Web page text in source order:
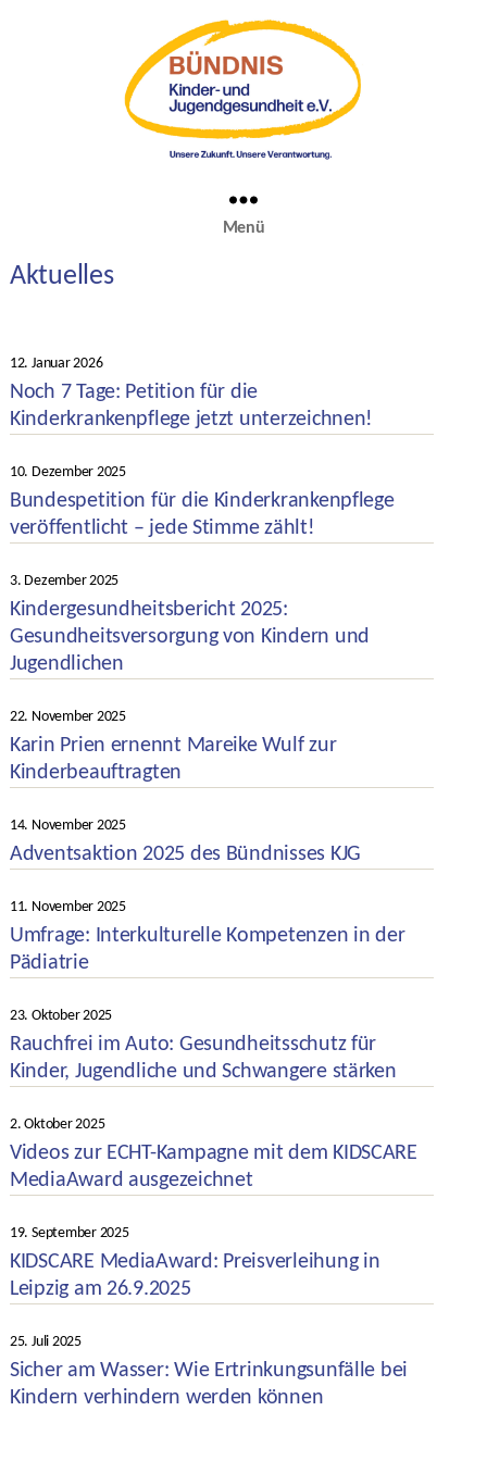
Menü
Aktuelles
Kategorien
Veröffentlichungsdatum
12. Januar 2026
Noch 7 Tage: Petition für die
Kinderkrankenpflege jetzt unterzeichnen!
Kategorien
Veröffentlichungsdatum
10. Dezember 2025
Bundespetition für die Kinderkrankenpflege
veröffentlicht – jede Stimme zählt!
Kategorien
Veröffentlichungsdatum
3. Dezember 2025
Kindergesundheitsbericht 2025:
Gesundheitsversorgung von Kindern und
Jugendlichen
Kategorien
Veröffentlichungsdatum
22. November 2025
Karin Prien ernennt Mareike Wulf zur
Kinderbeauftragten
Kategorien
Veröffentlichungsdatum
14. November 2025
Adventsaktion 2025 des Bündnisses KJG
Kategorien
Veröffentlichungsdatum
11. November 2025
Umfrage: Interkulturelle Kompetenzen in der
Pädiatrie
Kategorien
Veröffentlichungsdatum
23. Oktober 2025
Rauchfrei im Auto: Gesundheitsschutz für
Kinder, Jugendliche und Schwangere stärken
Kategorien
Veröffentlichungsdatum
2. Oktober 2025
Videos zur ECHT-Kampagne mit dem KIDSCARE
MediaAward ausgezeichnet
Kategorien
Veröffentlichungsdatum
19. September 2025
KIDSCARE MediaAward: Preisverleihung in
Leipzig am 26.9.2025
Kategorien
Veröffentlichungsdatum
25. Juli 2025
Sicher am Wasser: Wie Ertrinkungsunfälle bei
Kindern verhindern werden können